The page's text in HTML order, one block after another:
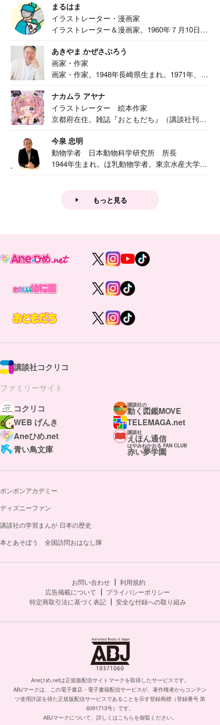
まるはま
イラストレーター・漫画家
イラストレーター＆漫画家。1960年７月10日生
あきやま かぜさぶろう
画家・作家
画家・作家。1948年長崎県生まれ。1971年、
ナカムラ アヤナ
イラストレーター 絵本作家
京都府在住。雑誌『おともだち』（講談社刊）
今泉 忠明
動物学者 日本動物科学研究所 所長
1944年生まれ。ほ乳動物学者。東京水産大学卒
もっと見る
講談社コクリコ
ファミリーサイト
コクリコ
講談社の
動く図鑑MOVE
WEB げんき
TELEMAGA.net
Aneひめ.net
講談社
えほん通信
青い鳥文庫
はやみねかおる FAN CLUB
赤い夢学園
ボンボンアカデミー
ディズニーファン
講談社の学習まんが 日本の歴史
本とあそぼう 全国訪問おはなし隊
お問い合わせ
利用規約
広告掲載について
プライバシーポリシー
特定商取引法に基づく表記
安全な付録への取り組み
Aneひめ.netは正規版配信サイトマークを取得したサービスです。
ABJマークは、この電子書店・電子書籍配信サービスが、著作権者からコンテン
ツ使用許諾を得た正規版配信サービスであることを示す登録商標（登録番号 第
6091713号）です。
ABJマークについて、詳しくはこちらを御覧ください。